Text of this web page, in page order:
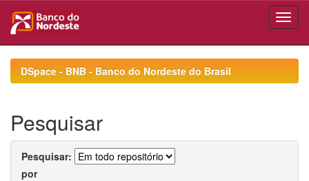
navigationDSpace - BNB - Banco do Nordeste do Brasil
Pesquisar
Pesquisar:
por